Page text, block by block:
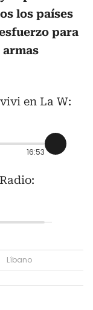
los países
para
en La W:
16:53
Líbano